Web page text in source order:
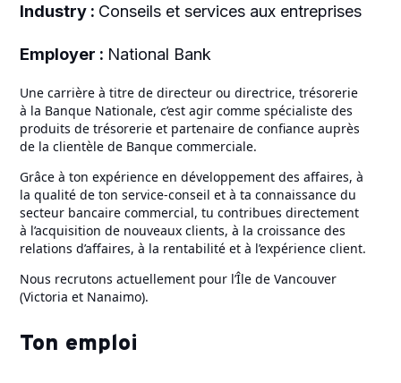
Industry : Conseils et services aux entreprises
Employer : National Bank
Une carrière à titre de directeur ou directrice, trésorerie
à la Banque Nationale, c’est agir comme spécialiste des
produits de trésorerie et partenaire de confiance auprès
de la clientèle de Banque commerciale.
Grâce à ton expérience en développement des affaires, à
la qualité de ton service-conseil et à ta connaissance du
secteur bancaire commercial, tu contribues directement
à l’acquisition de nouveaux clients, à la croissance des
relations d’affaires, à la rentabilité et à l’expérience client.
Nous recrutons actuellement pour l’Île de Vancouver
(Victoria et Nanaimo).
Ton emploi